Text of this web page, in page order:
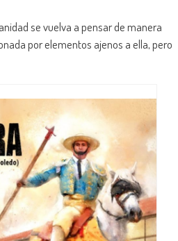
se vuelva a pensar de manera
por elementos ajenos a ella, pero